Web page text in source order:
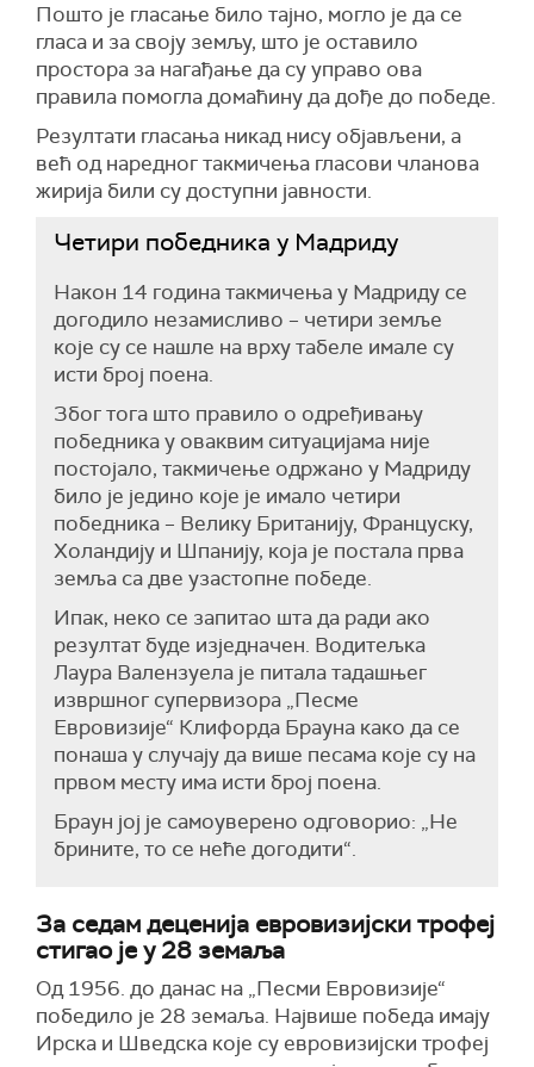
Пошто је гласање било тајно, могло је да се
гласа и за своју земљу, што је оставило
простора за нагађање да су управо ова
правила помогла домаћину да дође до победе.
Резултати гласања никад нису објављени, а
већ од наредног такмичења гласови чланова
жирија били су доступни јавности.
Четири победника у Мадриду
Након 14 година такмичења у Мадриду се
догодило незамисливо – четири земље
које су се нашле на врху табеле имале су
исти број поена.
Због тога што правило о одређивању
победника у оваквим ситуацијама није
постојало, такмичење одржано у Мадриду
било је једино које је имало четири
победника – Велику Британију, Француску,
Холандију и Шпанију, која је постала прва
земља са две узастопне победе.
Ипак, неко се запитао шта да ради ако
резултат буде изједначен. Водитељка
Лаура Валензуела је питала тадашњег
извршног супервизора „Песме
Евровизије“ Клифорда Брауна како да се
понаша у случају да више песама које су на
првом месту има исти број поена.
Браун јој је самоуверено одговорио: „Не
брините, то се неће догодити“.
За седам деценија евровизијски трофеј
стигао је у 28 земаља
Од 1956. до данас на „Песми Евровизије“
победило је 28 земаља. Највише победа имају
Ирска и Шведска које су евровизијски трофеј